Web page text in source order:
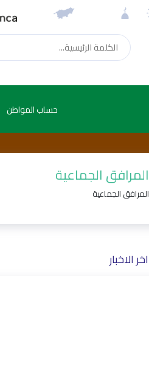
حساب المواطن
المرافق الجماعية
المرافق الجماعية
اخر الاخبار